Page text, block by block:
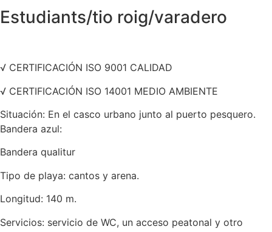
Estudiants/tio roig/varadero
√ CERTIFICACIÓN ISO 9001 CALIDAD
√ CERTIFICACIÓN ISO 14001 MEDIO AMBIENTE
Situación: En el casco urbano junto al puerto pesquero.
Bandera azul:
Bandera qualitur
Tipo de playa: cantos y arena.
Longitud: 140 m.
Servicios: servicio de WC, un acceso peatonal y otro